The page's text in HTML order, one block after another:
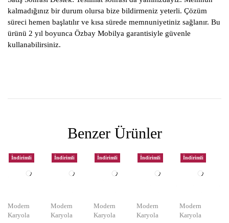
kalmadığınız bir durum olursa bize bildirmeniz yeterli. Çözüm
süreci hemen başlatılır ve kısa sürede memnuniyetiniz sağlanır. Bu
ürünü 2 yıl boyunca Özbay Mobilya garantisiyle güvenle
kullanabilirsiniz.
Benzer Ürünler
İndirimli
Modern
Karyola
İndirimli
Modern
Karyola
İndirimli
Modern
Karyola
İndirimli
Modern
Karyola
İndirimli
Modern
Karyola